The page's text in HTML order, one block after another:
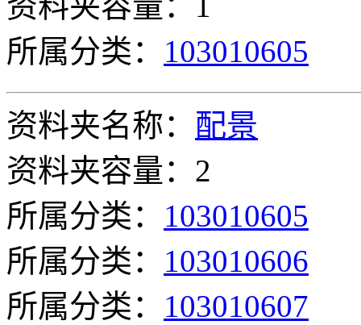
所属分类： 103010605
资料夹名称： 配景
资料夹容量：2
所属分类： 103010605
所属分类： 103010606
所属分类： 103010607